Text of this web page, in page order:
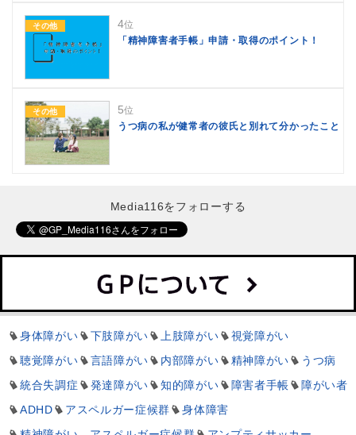
その他 4位
「精神障害者手帳」申請・取得のポイント！
その他 5位
うつ病の私が健常者の彼氏と別れて分かったこと
Media116をフォローする
身体障がい 下肢障がい 上肢障がい
視覚障がい
聴覚障がい
言語障がい 内部障がい 精神障がい
うつ病
統合失調症
発達障がい 知的障がい 障害者手帳
障がい者
ADHD
アスペルガー症候群
身体障害